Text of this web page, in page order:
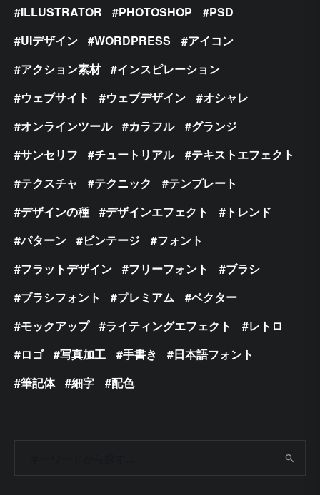
ILLUSTRATOR
PHOTOSHOP
PSD
UIデザイン
WORDPRESS
アイコン
アクション素材
インスピレーション
ウェブサイト
ウェブデザイン
オシャレ
オンラインツール
カラフル
グランジ
サンセリフ
チュートリアル
テキストエフェクト
テクスチャ
テクニック
テンプレート
デザインの種
デザインエフェクト
トレンド
パターン
ビンテージ
フォント
フラットデザイン
フリーフォント
ブラシ
ブラシフォント
プレミアム
ベクター
モックアップ
ライティングエフェクト
レトロ
ロゴ
写真加工 手書き
日本語フォント
筆記体
細字 配色